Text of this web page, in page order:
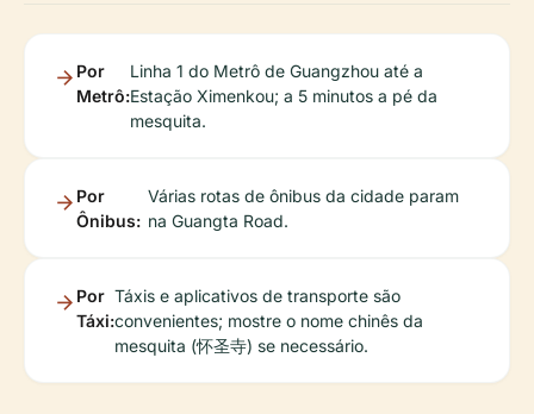
Por
Metrô:
Linha 1 do Metrô de Guangzhou até a
Estação Ximenkou; a 5 minutos a pé da
mesquita.
Por
Ônibus:
Várias rotas de ônibus da cidade param
na Guangta Road.
Por
Táxi:
Táxis e aplicativos de transporte são
convenientes; mostre o nome chinês da
mesquita (怀圣寺) se necessário.